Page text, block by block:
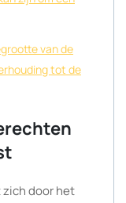
van de
tot de
door het